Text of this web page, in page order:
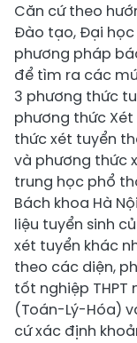
Căn cứ theo
Đào tạo, Đại học
phương pháp
để tìm ra các
3 phương thức
phương thức
thức xét tuyển
và phương thức
trung học phổ
Bách khoa Hà
liệu tuyển sinh
xét tuyển khác
theo các diện,
tốt nghiệp THPT
(Toán-Lý-Hóa)
cứ xác định